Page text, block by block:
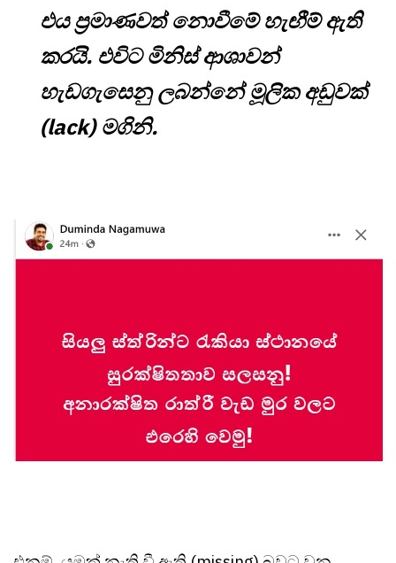
එය ප්‍රමාණවත් නොවීමේ හැඟීම් ඇති
කරයි. එවිට මිනිස් ආශාවන්
හැඩගැසෙනු ලබන්නේ මූලික අඩුවක්
(lack) මගිනි.